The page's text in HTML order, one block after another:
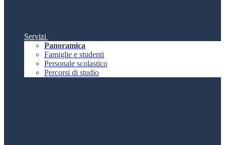
Servizi
Panoramica
Famiglie e studenti
Personale scolastico
Percorsi di studio